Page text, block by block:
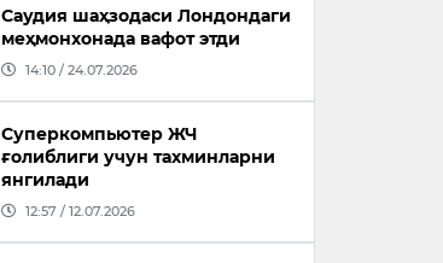
Саудия шаҳзодаси Лондондаги
меҳмонхонада вафот этди
14:10 / 24.07.2026
Суперкомпьютер ЖЧ
ғолиблиги учун тахминларни
янгилади
12:57 / 12.07.2026